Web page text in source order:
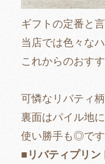
ギフトの定番と
当店では色々な
これからのおす
可憐なリバティ
裏面はパイル地
使い勝手も◎です
■リバティプリ